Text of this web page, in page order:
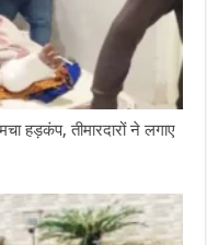
हड़कंप, तीमारदारों ने लगाए